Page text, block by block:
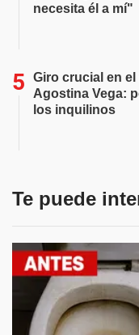
necesita él a mí"
Giro crucial en
Agostina Vega:
los inquilinos
Te puede